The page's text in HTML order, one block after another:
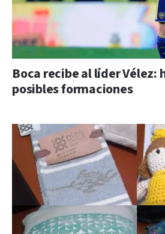
Boca recibe al líder Vélez:
posibles formaciones